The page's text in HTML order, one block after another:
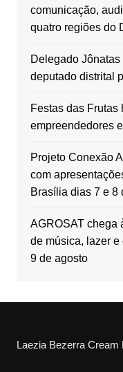
comunicação,
quatro regiões do
Delegado
deputado distrital
Festas das Frutas
empreendedores
Projeto Conexão
com
Brasília dias 7 e 8
AGROSAT chega
de música, lazer e
9 de agosto
Laezia BezerraCream